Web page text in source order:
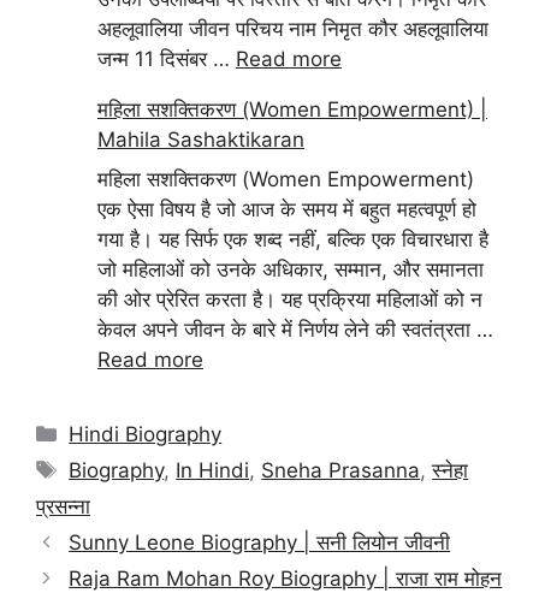
अहलूवालिया जीवन परिचय नाम निमृत कौर अहलूवालिया
जन्म 11 दिसंबर … Read more
महिला सशक्तिकरण (Women Empowerment) |
Mahila Sashaktikaran
महिला सशक्तिकरण (Women Empowerment)
एक ऐसा विषय है जो आज के समय में बहुत महत्वपूर्ण हो
गया है। यह सिर्फ एक शब्द नहीं, बल्कि एक विचारधारा है
जो महिलाओं को उनके अधिकार, सम्मान, और समानता
की ओर प्रेरित करता है। यह प्रक्रिया महिलाओं को न
केवल अपने जीवन के बारे में निर्णय लेने की स्वतंत्रता …
Read more
Categories
Hindi Biography
Tags
Biography, In Hindi, Sneha Prasanna,स्नेहा
प्रसन्ना
Sunny Leone Biography | सनी लियोन जीवनी
Raja Ram Mohan Roy Biography | राजा राम मोहन